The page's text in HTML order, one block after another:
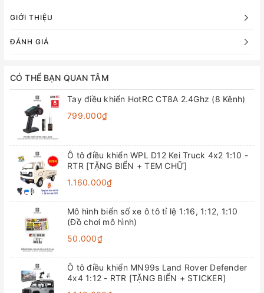
GIỚI THIỆU
ĐÁNH GIÁ
CÓ THỂ BẠN QUAN TÂM
Tay điều khiển HotRC CT8A 2.4Ghz (8 Kênh)
799.000₫
Ô tô điều khiển WPL D12 Kei Truck 4x2 1:10 -
RTR [TẶNG BIỂN + TEM CHỮ]
1.160.000₫
Mô hình biển số xe ô tô tỉ lệ 1:16, 1:12, 1:10
(Đồ chơi mô hình)
50.000₫
Ô tô điều khiển MN99s Land Rover Defender
4x4 1:12 - RTR [TẶNG BIỂN + STICKER]